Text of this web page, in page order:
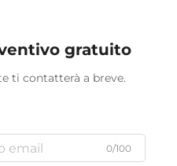
gratuito
ti contatterà a breve.
0/100